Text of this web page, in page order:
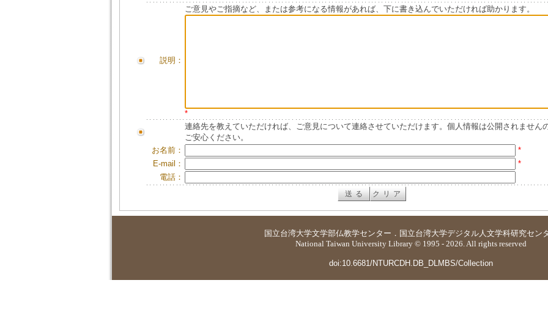
説明：
ご意見やご指摘など、または参考になる情報があれば、下に書き込んでいただければ助かります。
*
連絡先を教えていただければ、ご意見について連絡させていただけます。個人情報は公開されません
ご安心ください。
お名前：
*
E-mail：
*
電話：
国立台湾大学文学部仏教学センター ． 国立台湾大学デジタル人文学科研究セン
National Taiwan University Library © 1995 - 2026. All rights reserved
doi:10.6681/NTURCDH.DB_DLMBS/Collection